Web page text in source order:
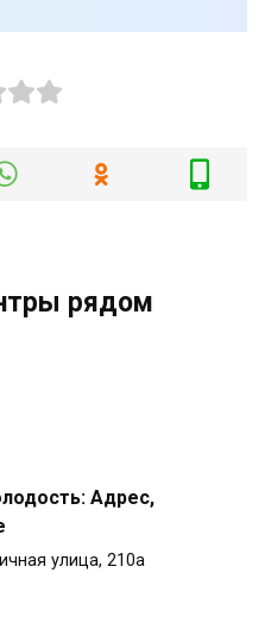
рядом
Адрес,
улица, 210а